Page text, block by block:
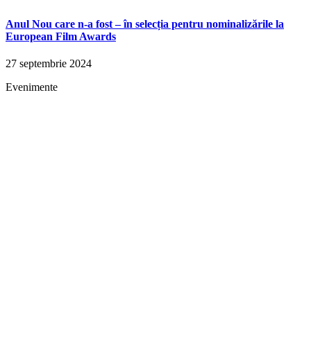
Anul Nou care n-a fost – în selecția pentru nominalizările la
European Film Awards
27 septembrie 2024
Evenimente